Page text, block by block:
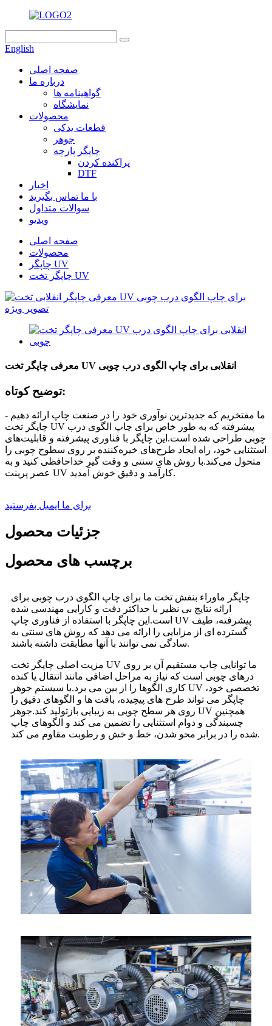
English
صفحه اصلی
درباره ما
گواهینامه ها
نمایشگاه
محصولات
قطعات یدکی
جوهر
چاپگر پارچه
پراکنده کردن
DTF
اخبار
با ما تماس بگیرید
سوالات متداول
ویدیو
صفحه اصلی
محصولات
چاپگر UV
چاپگر تخت UV
معرفی چاپگر تخت UV انقلابی برای چاپ الگوی درب چوبی
توضیح کوتاه:
ما مفتخریم که جدیدترین نوآوری خود را در صنعت چاپ ارائه دهیم -
چاپگر تخت UV پیشرفته که به طور خاص برای چاپ الگوی درب
چوبی طراحی شده است.این چاپگر با فناوری پیشرفته و قابلیت‌های
استثنایی خود، راه ایجاد طرح‌های خیره‌کننده بر روی سطوح چوبی را
متحول می‌کند.با روش های سنتی و وقت گیر خداحافظی کنید و به
عصر پرینت UV کارآمد و دقیق خوش آمدید.
برای ما ایمیل بفرستید
جزئیات محصول
برچسب های محصول
چاپگر ماوراء بنفش تخت ما برای چاپ الگوی درب چوبی برای
ارائه نتایج بی نظیر با حداکثر دقت و کارایی مهندسی شده
است.این چاپگر با استفاده از فناوری چاپ UV پیشرفته، طیف
گسترده ای از مزایایی را ارائه می دهد که روش های سنتی به
سادگی نمی توانند با آنها مطابقت داشته باشند.
مزیت اصلی چاپگر تخت UV ما توانایی چاپ مستقیم آن بر روی
درهای چوبی است که نیاز به مراحل اضافی مانند انتقال یا کنده
کاری الگوها را از بین می برد.با سیستم جوهر UV تخصصی خود،
چاپگر می تواند طرح های پیچیده، بافت ها و الگوهای دقیق را
روی هر سطح چوبی به زیبایی بازتولید کند.جوهر UV همچنین
چسبندگی و دوام استثنایی را تضمین می کند و الگوهای چاپ
شده را در برابر محو شدن، خط و خش و رطوبت مقاوم می کند.